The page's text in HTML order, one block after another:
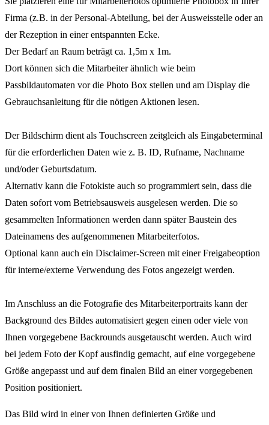
Firma (z.B. in der Personal-Abteilung, bei der Ausweisstelle oder an
der Rezeption in einer entspannten Ecke.
Der Bedarf an Raum beträgt ca. 1,5m x 1m.
Dort können sich die Mitarbeiter ähnlich wie beim
Passbildautomaten vor die Photo Box stellen und am Display die
Gebrauchsanleitung für die nötigen Aktionen lesen.
Der Bildschirm dient als Touchscreen zeitgleich als Eingabeterminal
für die erforderlichen Daten wie z. B. ID, Rufname, Nachname
und/oder Geburtsdatum.
Alternativ kann die Fotokiste auch so programmiert sein, dass die
Daten sofort vom Betriebsausweis ausgelesen werden. Die so
gesammelten Informationen werden dann später Baustein des
Dateinamens des aufgenommenen Mitarbeiterfotos.
Optional kann auch ein Disclaimer-Screen mit einer Freigabeoption
für interne/externe Verwendung des Fotos angezeigt werden.
Im Anschluss an die Fotografie des Mitarbeiterportraits kann der
Background des Bildes automatisiert gegen einen oder viele von
Ihnen vorgegebene Backrounds ausgetauscht werden. Auch wird
bei jedem Foto der Kopf ausfindig gemacht, auf eine vorgegebene
Größe angepasst und auf dem finalen Bild an einer vorgegebenen
Position positioniert.
Das Bild wird in einer von Ihnen definierten Größe und